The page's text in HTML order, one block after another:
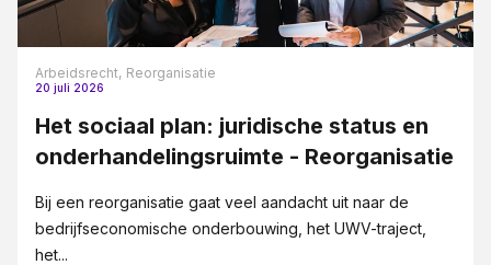
Arbeidsrecht, Reorganisatie
20 juli 2026
Het sociaal plan: juridische status en
onderhandelingsruimte - Reorganisatie
Bij een reorganisatie gaat veel aandacht uit naar de
bedrijfseconomische onderbouwing, het UWV-traject,
het...